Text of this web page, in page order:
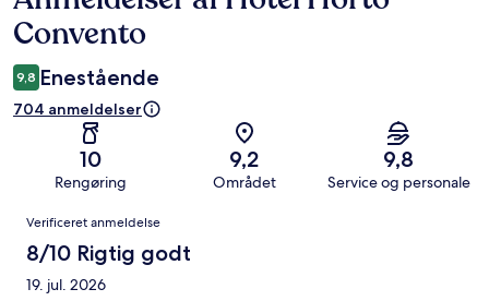
Convento
9,8 Enestående
704 anmeldelser
10
Rengøring
9,2
Området
9,8
Service og personale
Anmeldelser
Verificeret anmeldelse
8/10 Rigtig godt
19. jul. 2026